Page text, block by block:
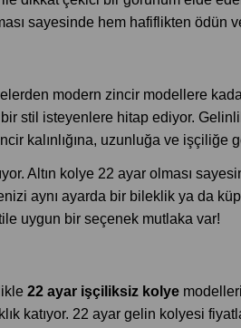
sayesinde hem hafiflikten ödün
modern zincir modellere
stil isteyenlere hitap ediyor.
kalınlığına, uzunluğa ve işçiliğe
Altın kolye 22 ayar olması
ayarda bir bileklik ya da küpe
uygun bir seçenek mutlaka var!
22 ayar işçiliksiz kolye
katıyor. 22 ayar gelin kolyesi